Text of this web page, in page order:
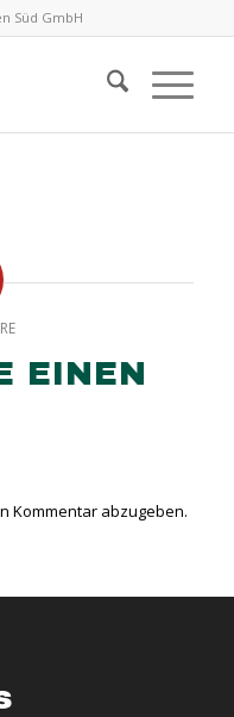
Süd GmbH
EINEN
Kommentar abzugeben.